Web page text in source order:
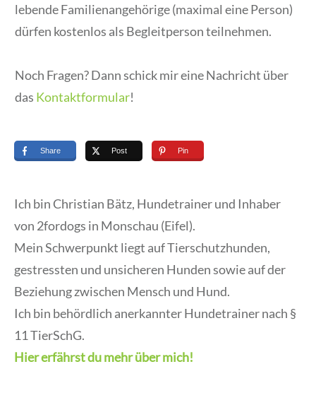
lebende Familienangehörige (maximal eine Person)
dürfen kostenlos als Begleitperson teilnehmen.
Noch Fragen? Dann schick mir eine Nachricht über
das Kontaktformular!
Share Post Pin
Ich bin Christian Bätz, Hundetrainer und Inhaber
von 2fordogs in Monschau (Eifel).
Mein Schwerpunkt liegt auf Tierschutzhunden,
gestressten und unsicheren Hunden sowie auf der
Beziehung zwischen Mensch und Hund.
Ich bin behördlich anerkannter Hundetrainer nach §
11 TierSchG.
Hier erfährst du mehr über mich!